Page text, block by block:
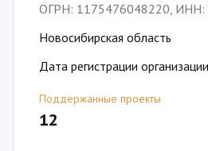
ОГРН: 1175476048220, ИНН:
Новосибирская область
Дата регистрации
Поддержанные проекты
12